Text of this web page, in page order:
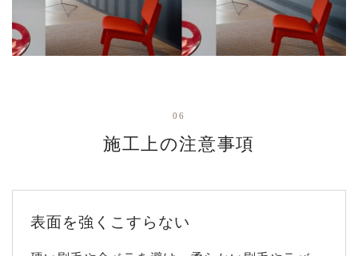
06
施工上の注意事項
表面を強くこすらない